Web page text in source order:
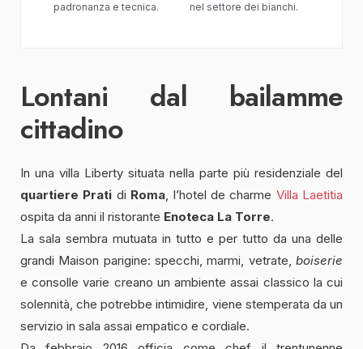
padronanza e tecnica.
nel settore dei bianchi.
Lontani dal bailamme
cittadino
In una villa Liberty situata nella parte più residenziale del
quartiere Prati di Roma, l’hotel de charme Villa Laetitia
ospita da anni il ristorante Enoteca La Torre.
La sala sembra mutuata in tutto e per tutto da una delle
grandi Maison parigine: specchi, marmi, vetrate, boiserie
e consolle varie creano un ambiente assai classico la cui
solennità, che potrebbe intimidire, viene stemperata da un
servizio in sala assai empatico e cordiale.